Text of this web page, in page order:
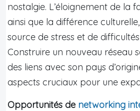
nostalgie. L’éloignement de la
ainsi que la différence
source de stress et de
Construire un nouveau réseau
des liens avec son pays
aspects cruciaux pour une
Opportunités de networking